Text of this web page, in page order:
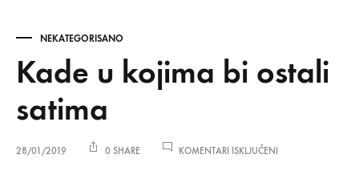
NEKATEGORISANO
Kade u kojima bi ostali
satima
28/01/2019 0 SHARE KOMENTARI ISKLJUČENI